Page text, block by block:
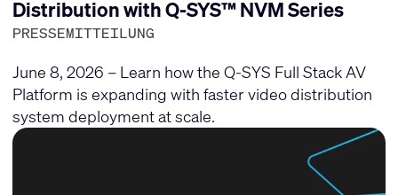
Distribution with Q-SYS™ NVM Series
PRESSEMITTEILUNG
June 8, 2026 – Learn how the Q-SYS Full Stack AV
Platform is expanding with faster video distribution
system deployment at scale.